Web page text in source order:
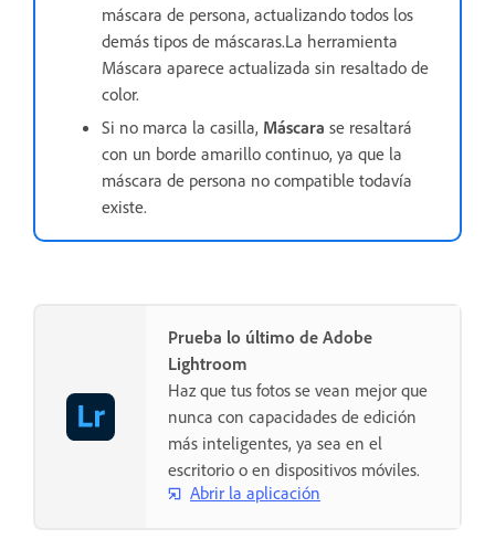
máscara de persona, actualizando todos los
demás tipos de máscaras.La herramienta
Máscara aparece actualizada sin resaltado de
color.
Si no marca la casilla, Máscara se resaltará
con un borde amarillo continuo, ya que la
máscara de persona no compatible todavía
existe.
Prueba lo último de Adobe
Lightroom
Haz que tus fotos se vean mejor que
nunca con capacidades de edición
más inteligentes, ya sea en el
escritorio o en dispositivos móviles.
Abrir la aplicación